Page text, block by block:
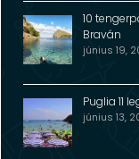
10 tengerparti üdülőhely legszebb strandjai Costa
Braván
június 19,
Puglia 11
június 13,